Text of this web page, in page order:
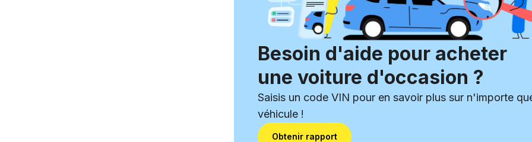
Besoin d'aide pour acheter
une voiture d'occasion ?
Saisis un code VIN pour en savoir plus sur n'importe
véhicule !
Obtenir rapport